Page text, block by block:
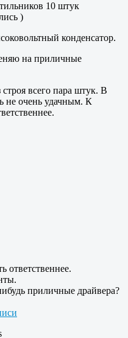
10 штук
)
конденсатор.
на приличные
всего пара штук. В
не очень удачным. К
ответственнее.
приличные драйвера?